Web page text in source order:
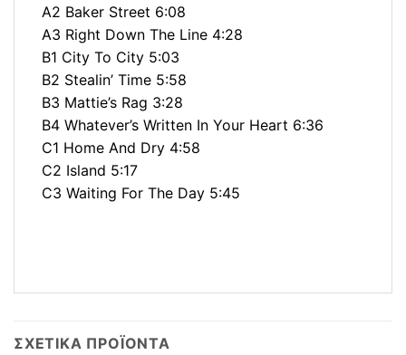
A2 Baker Street 6:08
A3 Right Down The Line 4:28
B1 City To City 5:03
B2 Stealin’ Time 5:58
B3 Mattie’s Rag 3:28
B4 Whatever’s Written In Your Heart 6:36
C1 Home And Dry 4:58
C2 Island 5:17
C3 Waiting For The Day 5:45
ΣΧΕΤΙΚΆ ΠΡΟΪΌΝΤΑ